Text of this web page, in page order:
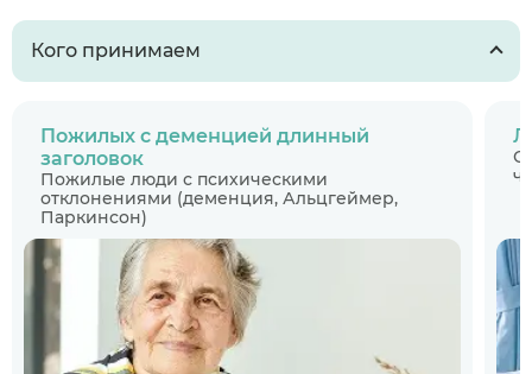
Кого принимаем
Пожилых с деменцией длинный
заголовок
Пожилые люди с психическими
отклонениями (деменция, Альцгеймер,
Паркинсон)